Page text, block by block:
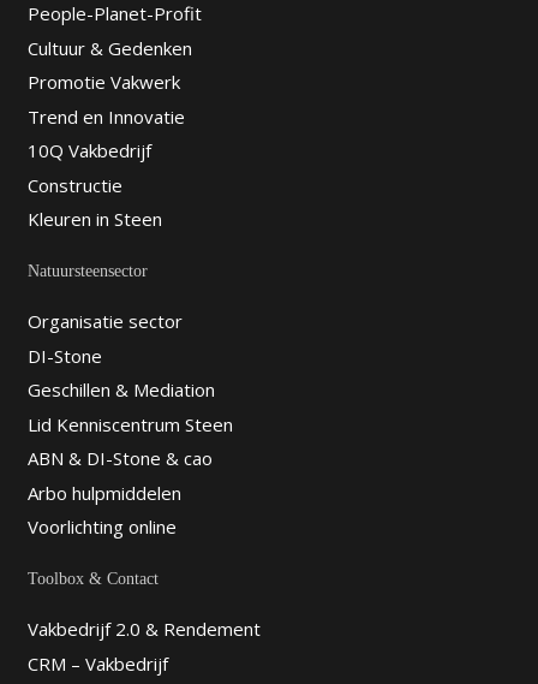
People-Planet-Profit
Cultuur & Gedenken
Promotie Vakwerk
Trend en Innovatie
10Q Vakbedrijf
Constructie
Kleuren in Steen
Natuursteensector
Organisatie sector
DI-Stone
Geschillen & Mediation
Lid Kenniscentrum Steen
ABN & DI-Stone & cao
Arbo hulpmiddelen
Voorlichting online
Toolbox & Contact
Vakbedrijf 2.0 & Rendement
CRM – Vakbedrijf